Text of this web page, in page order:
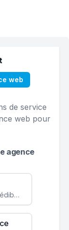
web
de service
web pour
agence
Augmentez votre visibilité et crédibilité en ligne avec un site web performant, conçu pour attirer plus de clients.